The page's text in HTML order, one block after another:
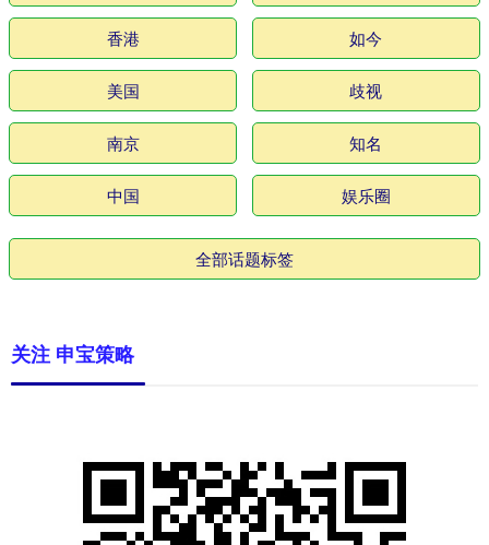
香港 如今
美国 歧视
南京 知名
中国 娱乐圈
全部话题标签
关注 申宝策略